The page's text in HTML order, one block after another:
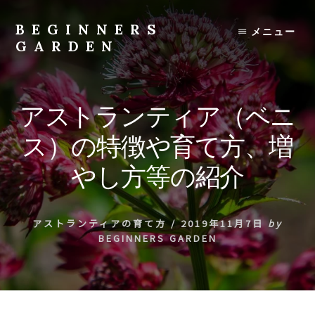
content
BEGINNERS
GARDEN
物
の
種
類
や
育
て
方
の
紹
介
を
行
メニュー
アストランティア（ベニ
ス）の特徴や育て方、増
やし方等の紹介
アストランティアの育て方 / 2019年11月7日 by
BEGINNERS GARDEN